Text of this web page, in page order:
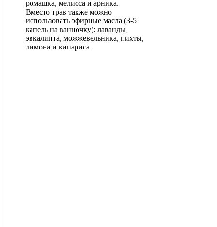
ромашка, мелисса и арника.
Вместо трав также можно
использовать эфирные масла (3-5
капель на ванночку): лаванды¸
эвкалипта, можжевельника, пихты,
лимона и кипариса.